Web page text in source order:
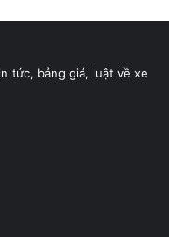
tức, bảng giá, luật về xe